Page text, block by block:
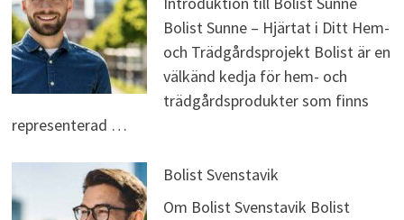
Bolist Sunne – Hjärtat i Ditt Hem-
och Trädgårdsprojekt Bolist är en
välkänd kedja för hem- och
trädgårdsprodukter som finns
representerad …
Bolist Svenstavik
Om Bolist Svenstavik Bolist